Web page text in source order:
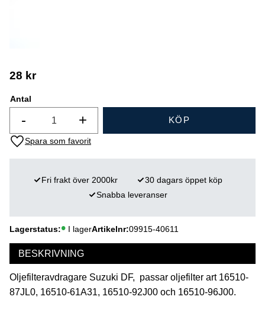
28 kr
Antal
+
- KÖP
Lägg till i favoriter
Lagerstatus I lagerArtikelnr 09915-40611
Fri frakt över 2000kr
30 dagars öppet köp
Snabba leveranser
BESKRIVNING
Oljefilteravdragare Suzuki DF, passar oljefilter art 16510-
87JL0, 16510-61A31, 16510-92J00 och 16510-96J00.